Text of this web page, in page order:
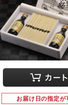
お届け日の指定が